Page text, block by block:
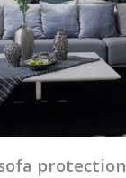
protection